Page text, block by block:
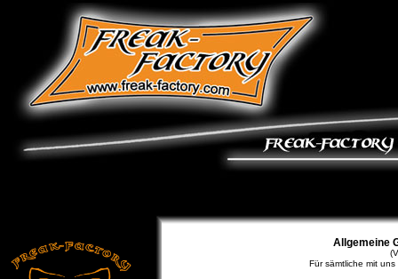
Allgemeine
Für sämtliche mit